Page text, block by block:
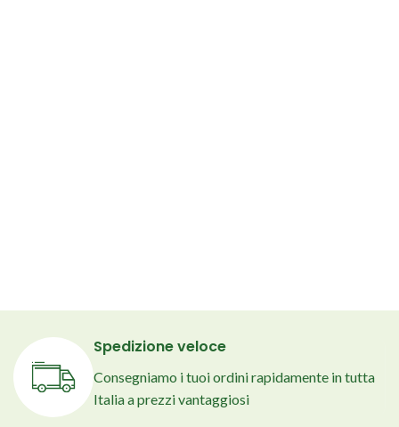
Spedizione veloce
Consegniamo i tuoi ordini rapidamente in tutta
Italia a prezzi vantaggiosi